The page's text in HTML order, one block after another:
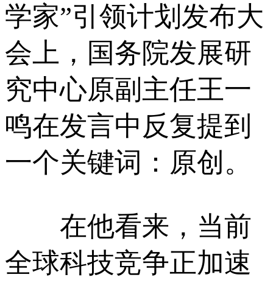
学家”引领计划发布大
会上，国务院发展研
究中心原副主任王一
鸣在发言中反复提到
一个关键词：原创。
在他看来，当前
全球科技竞争正加速